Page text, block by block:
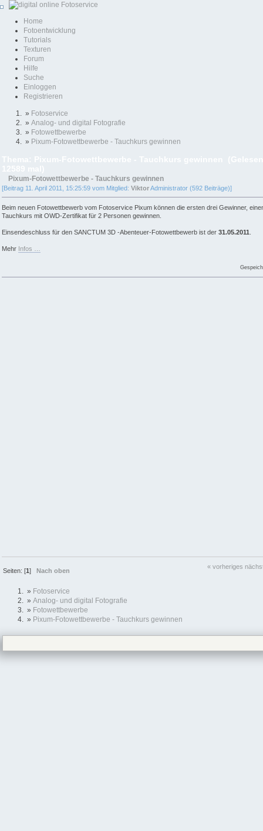
Home
Fotoentwicklung
Tutorials
Texturen
Forum
Hilfe
Suche
Einloggen
Registrieren
» Fotoservice
» Analog- und digital Fotografie
» Fotowettbewerbe
» Pixum-Fotowettbewerbe - Tauchkurs gewinnen
Pixum-Fotowettbewerbe - Tauchkurs gewinnen
[Beitrag 11. April 2011, 15:25:59 vom Mitglied: ViktorAdministrator (592 Beiträge)]
Beim neuen Fotowettbewerb vom Fotoservice Pixum können die ersten drei Gewinner,
Tauchkurs mit OWD-Zertifikat für 2 Personen gewinnen.
Einsendeschluss für den SANCTUM 3D -Abenteuer-Fotowettbewerb ist der 31.05.2011
Mehr Infos …
Seiten: [1]Nach oben
« vorheriges
» Fotoservice
» Analog- und digital Fotografie
» Fotowettbewerbe
» Pixum-Fotowettbewerbe - Tauchkurs gewinnen